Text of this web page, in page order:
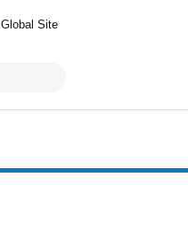
Global Site